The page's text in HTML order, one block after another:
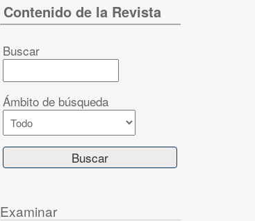
Contenido de la Revista
Buscar
Ámbito de búsqueda
Examinar